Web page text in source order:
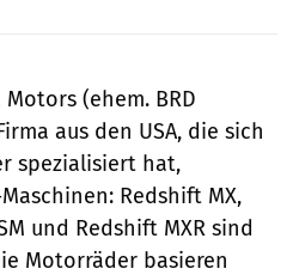
(ehem. BRD
aus den USA, die sich
spezialisiert hat,
Redshift MX,
und Redshift MXR sind
Motorräder basieren